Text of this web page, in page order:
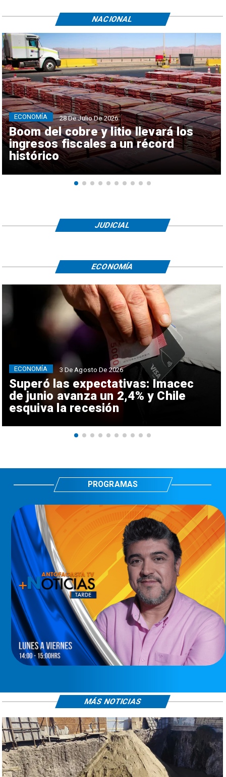
Boom del cobre y litio llevará los
ingresos fiscales a un récord
histórico
ECONOMÍA 28 De Julio De 2026
NACIONAL
JUDICIAL
Superó las expectativas: Imacec
de junio avanza un 2,4% y Chile
esquiva la recesión
ECONOMÍA 3 De Agosto De 2026
ECONOMÍA
PROGRAMAS
MÁS NOTICIAS